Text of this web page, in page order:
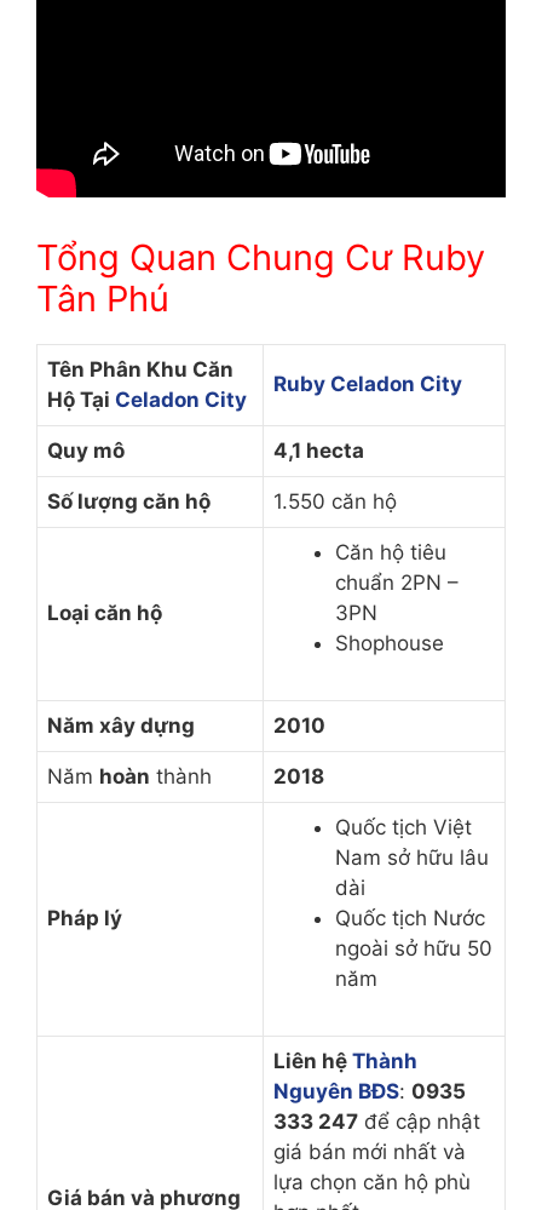
Tổng Quan Chung Cư Ruby
Tân Phú
Tên Phân Khu Căn
Hộ Tại Celadon City
Ruby Celadon City
Quy mô 4,1 hecta
Số lượng căn hộ 1.550 căn hộ
Loại căn hộ
Căn hộ tiêu
chuẩn 2PN –
3PN
Shophouse
Năm xây dựng 2010
Năm hoàn thành 2018
Pháp lý
Quốc tịch Việt
Nam sở hữu lâu
dài
Quốc tịch Nước
ngoài sở hữu 50
năm
Giá bán và phương
Liên hệ Thành
Nguyên BĐS: 0935
333 247 để cập nhật
giá bán mới nhất và
lựa chọn căn hộ phù